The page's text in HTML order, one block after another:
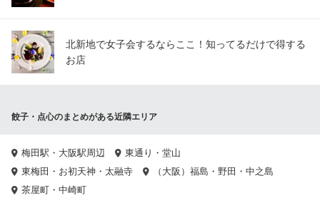
北新地で女子会するならここ！知ってるだけで得する
お店
餃子・点心のまとめがある近隣エリア
梅田駅・大阪駅周辺
東通り・堂山
東梅田・お初天神・太融寺
（大阪）福島・野田・中之島
茶屋町・中崎町